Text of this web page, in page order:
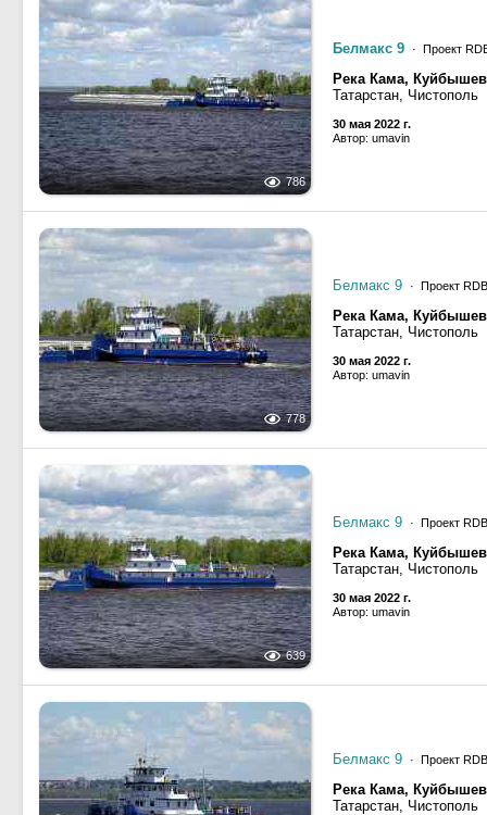
786
Белмакс 9 · Проект
Река Кама,
Татарстан, Чистополь
30 мая 2022 г.
Автор: umavin
778
Белмакс 9 · Проект
Река Кама,
Татарстан, Чистополь
30 мая 2022 г.
Автор: umavin
639
Белмакс 9 · Проект
Река Кама,
Татарстан, Чистополь
30 мая 2022 г.
Автор: umavin
Белмакс 9 · Проект
Река Кама,
Татарстан, Чистополь